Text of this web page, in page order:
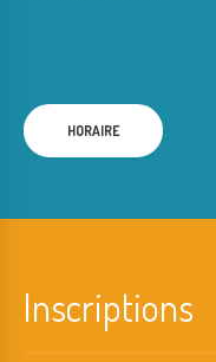
HORAIRE
Inscriptions